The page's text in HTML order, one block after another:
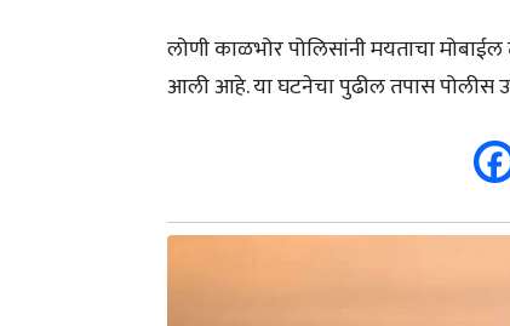
लोणी काळभोर पोलिसांनी मयताचा
आली आहे. या घटनेचा पुढील तपास पोलीस